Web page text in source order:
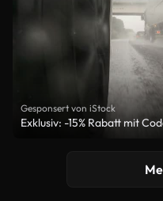
Gesponsert von iStock
Exklusiv: -15% Rabatt mit